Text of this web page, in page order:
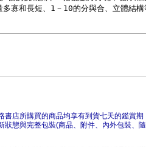
書店所購買的商品均享有到貨七天的鑑賞
態與完整包裝(商品、附件、內外包裝、